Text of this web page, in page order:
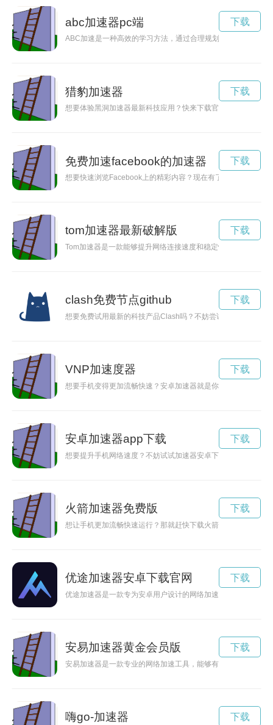
abc加速器pc端
ABC加速是一种高效的学习方法，通过合理规划学习时间和灵
下载
猎豹加速器
想要体验黑洞加速器最新科技应用？快来下载官方版本，让手机
下载
免费加速facebook的加速器
想要快速浏览Facebook上的精彩内容？现在有了Facebook加
下载
tom加速器最新破解版
Tom加速器是一款能够提升网络连接速度和稳定性的工具，让
下载
clash免费节点github
想要免费试用最新的科技产品Clash吗？不妨尝试一下免费节点
下载
VNP加速度器
想要手机变得更加流畅快速？安卓加速器就是你的不二选择！
下载
安卓加速器app下载
想要提升手机网络速度？不妨试试加速器安卓下载，让你的手
下载
火箭加速器免费版
想让手机更加流畅快速运行？那就赶快下载火箭加速器App吧
下载
优途加速器安卓下载官网
优途加速器是一款专为安卓用户设计的网络加速工具，可以帮
下载
安易加速器黄金会员版
安易加速器是一款专业的网络加速工具，能够有效提升网络速
下载
嗨go-加速器 下载